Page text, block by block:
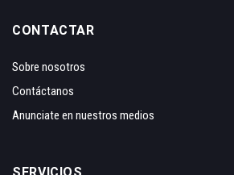
CONTACTAR
Sobre nosotros
Contáctanos
Anunciate en nuestros medios